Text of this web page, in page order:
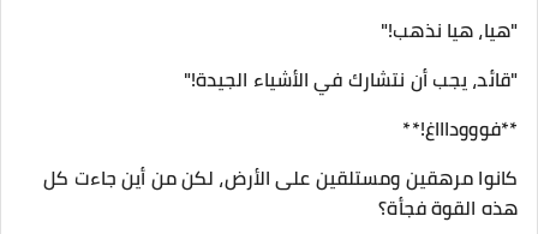
"هيا، هيا نذهب!"
"قائد، يجب أن نتشارك في الأشياء الجيدة!"
**فوووداااغ!**
كانوا مرهقين ومستلقين على الأرض، لكن من أين جاءت كل
هذه القوة فجأة؟